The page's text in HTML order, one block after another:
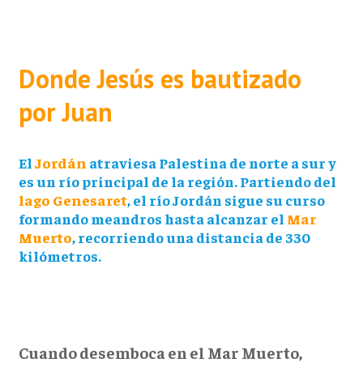
Donde Jesús es bautizado
por Juan
El Jordán atraviesa Palestina de norte a sur y
es un río principal de la región. Partiendo del
lago Genesaret, el río Jordán sigue su curso
formando meandros hasta alcanzar el Mar
Muerto, recorriendo una distancia de 330
kilómetros.
Cuando desemboca en el Mar Muerto,